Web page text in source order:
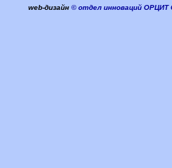
web-дизайн © отдел инноваций ОРЦИТ